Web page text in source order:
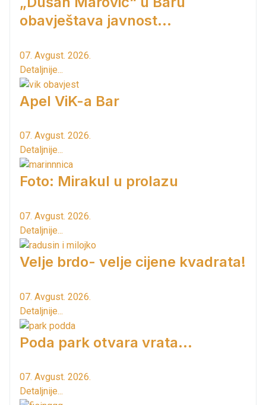
obavještava javnost...
07. Avgust. 2026.
Detaljnije...
Apel ViK-a Bar
07. Avgust. 2026.
Detaljnije...
Foto: Mirakul u prolazu
07. Avgust. 2026.
Detaljnije...
Velje brdo- velje cijene kvadrata!
07. Avgust. 2026.
Detaljnije...
Poda park otvara vrata...
07. Avgust. 2026.
Detaljnije...